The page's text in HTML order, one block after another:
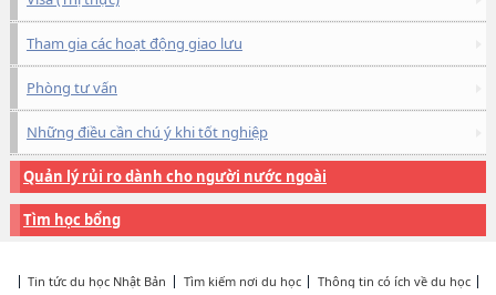
Tham gia các hoạt động giao lưu
Phòng tư vấn
Những điều cần chú ý khi tốt nghiệp
Quản lý rủi ro dành cho người nước ngoài
Tìm học bổng
Tin tức du học Nhật Bản Tìm kiếm nơi du học
Thông tin có ích về du học